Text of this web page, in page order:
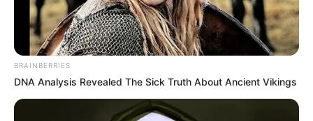
BRAINBERRIES
DNA Analysis Revealed The Sick Truth About Ancient Vikings